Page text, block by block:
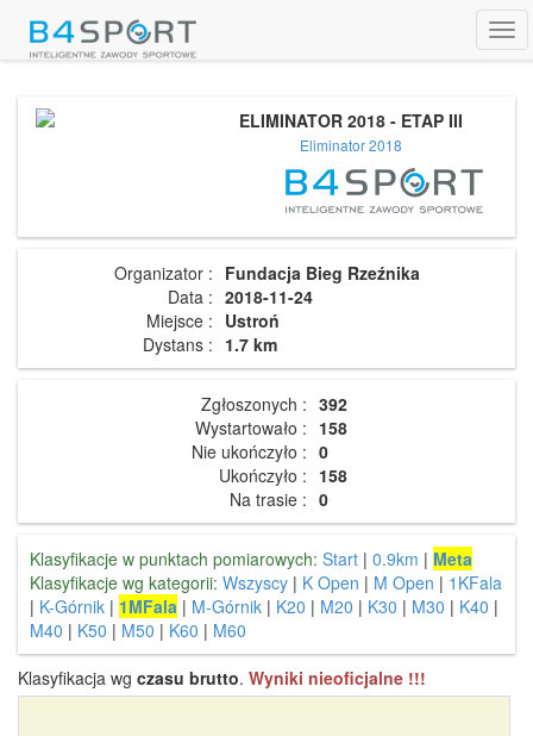
ELIMINATOR 2018 - ETAP III
Eliminator 2018
Organizator : Fundacja Bieg Rzeźnika
Data : 2018-11-24
Miejsce : Ustroń
Dystans : 1.7 km
Zgłoszonych : 392
Wystartowało : 158
Nie ukończyło : 0
Ukończyło : 158
Na trasie : 0
Klasyfikacje w punktach pomiarowych: Start | 0.9km | Meta
Klasyfikacje wg kategorii: Wszyscy | K Open | M Open | 1KFala
| K-Górnik | 1MFala | M-Górnik | K20 | M20 | K30 | M30 | K40 |
M40 | K50 | M50 | K60 | M60
Klasyfikacja wg czasu brutto. Wyniki nieoficjalne !!!